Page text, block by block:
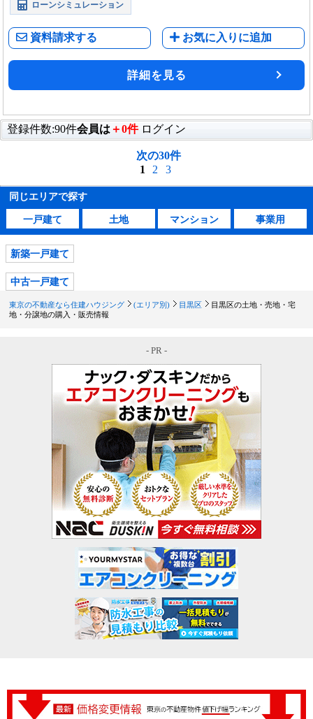
ローンシミュレーション
資料請求する お気に入りに追加
詳細を見る
登録件数:90件会員は ＋0件 ログイン
次の30件
1
2 3
同じエリアで探す
一戸建て 土地 マンション 事業用
新築一戸建て
中古一戸建て
東京の不動産なら住建ハウジング (エリア別) 目黒区
目黒区の土地・売地・宅
地・分譲地の購入・販売情報
- PR -